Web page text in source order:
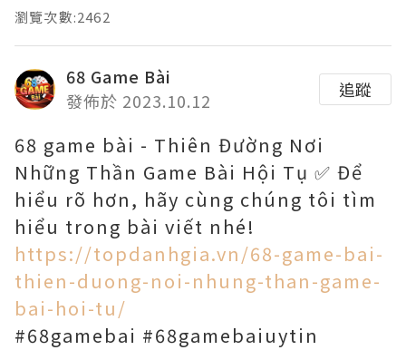
瀏覽次數:2462
68 Game Bài
發佈於 2023.10.12
追蹤
68 game bài - Thiên Đường Nơi
Những Thần Game Bài Hội Tụ ✅ Để
hiểu rõ hơn, hãy cùng chúng tôi tìm
hiểu trong bài viết nhé!
https://topdanhgia.vn/68-game-bai-
thien-duong-noi-nhung-than-game-
bai-hoi-tu/
#68gamebai #68gamebaiuytin